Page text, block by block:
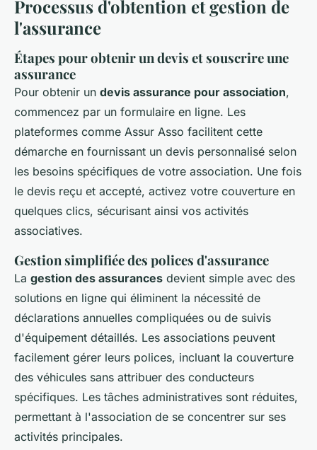
Processus d'obtention et gestion de
l'assurance
Étapes pour obtenir un devis et souscrire une
assurance
Pour obtenir un devis assurance pour association,
commencez par un formulaire en ligne. Les
plateformes comme Assur Asso facilitent cette
démarche en fournissant un devis personnalisé selon
les besoins spécifiques de votre association. Une fois
le devis reçu et accepté, activez votre couverture en
quelques clics, sécurisant ainsi vos activités
associatives.
Gestion simplifiée des polices d'assurance
La gestion des assurances devient simple avec des
solutions en ligne qui éliminent la nécessité de
déclarations annuelles compliquées ou de suivis
d'équipement détaillés. Les associations peuvent
facilement gérer leurs polices, incluant la couverture
des véhicules sans attribuer des conducteurs
spécifiques. Les tâches administratives sont réduites,
permettant à l'association de se concentrer sur ses
activités principales.